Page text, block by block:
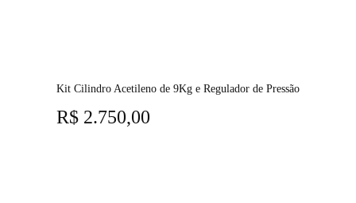
Kit Cilindro Acetileno de 9Kg e Regulador de Pressão
R$ 2.750,00